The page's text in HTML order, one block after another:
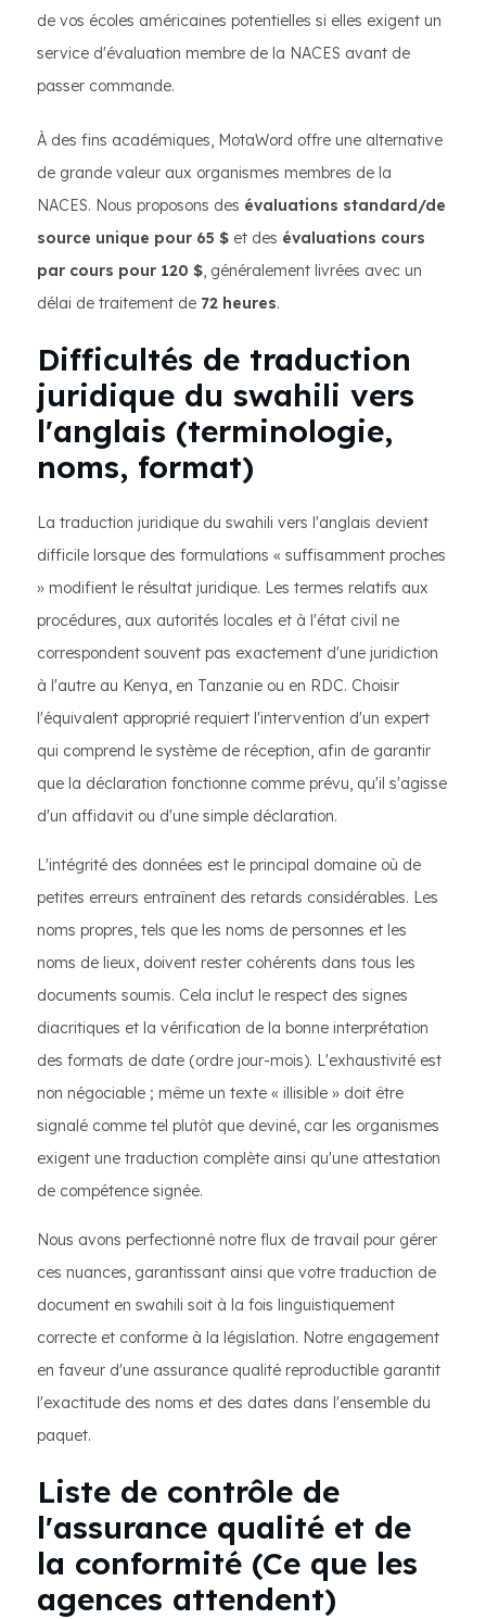
de vos écoles américaines potentielles si elles exigent un
service d'évaluation membre de la NACES avant de
passer commande.
À des fins académiques, MotaWord offre une alternative
de grande valeur aux organismes membres de la
NACES. Nous proposons des évaluations standard/de
source unique pour 65 $ et des évaluations cours
par cours pour 120 $, généralement livrées avec un
délai de traitement de 72 heures.
Difficultés de traduction
juridique du swahili vers
l'anglais (terminologie,
noms, format)
La traduction juridique du swahili vers l'anglais devient
difficile lorsque des formulations « suffisamment proches
» modifient le résultat juridique. Les termes relatifs aux
procédures, aux autorités locales et à l'état civil ne
correspondent souvent pas exactement d'une juridiction
à l'autre au Kenya, en Tanzanie ou en RDC. Choisir
l'équivalent approprié requiert l'intervention d'un expert
qui comprend le système de réception, afin de garantir
que la déclaration fonctionne comme prévu, qu'il s'agisse
d'un affidavit ou d'une simple déclaration.
L'intégrité des données est le principal domaine où de
petites erreurs entraînent des retards considérables. Les
noms propres, tels que les noms de personnes et les
noms de lieux, doivent rester cohérents dans tous les
documents soumis. Cela inclut le respect des signes
diacritiques et la vérification de la bonne interprétation
des formats de date (ordre jour-mois). L'exhaustivité est
non négociable ; même un texte « illisible » doit être
signalé comme tel plutôt que deviné, car les organismes
exigent une traduction complète ainsi qu'une attestation
de compétence signée.
Nous avons perfectionné notre flux de travail pour gérer
ces nuances, garantissant ainsi que votre traduction de
document en swahili soit à la fois linguistiquement
correcte et conforme à la législation. Notre engagement
en faveur d'une assurance qualité reproductible garantit
l'exactitude des noms et des dates dans l'ensemble du
paquet.
Liste de contrôle de
l'assurance qualité et de
la conformité (Ce que les
agences attendent)